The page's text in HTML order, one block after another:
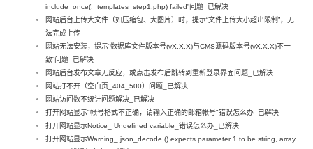
include_once(._templates_step1.php) failed”问题_已解决
网站后台上传大文件（如压缩包、大图片）时，提示“文件上传大小超出限制”，无
法完成上传
网站无法安装，提示“数据库文件版本号(vX.X.X)与CMS源码版本号(vX.X.X)不一
致”问题_已解决
网站后台发布文章无反应，或点击发布后跳转到重新登录界面问题_已解决
网站打不开（空白页_404_500）问题_已解决
网站访问数不统计问题解决_已解决
打开网站显示"帐号格式不正确，请输入正确的邮箱帐号"错误怎么办_已解决
打开网站显示Notice_ Undefined variable_错误怎么办_已解决
打开网站显示Warning_ json_decode () expects parameter 1 to be string, array